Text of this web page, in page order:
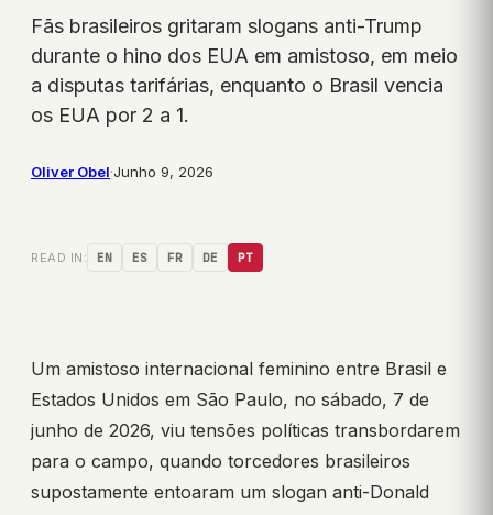
Fãs brasileiros gritaram slogans anti-Trump
durante o hino dos EUA em amistoso, em meio
a disputas tarifárias, enquanto o Brasil vencia
os EUA por 2 a 1.
Oliver Obel·Junho 9, 2026
READ IN: EN ES FR DE PT
Um amistoso internacional feminino entre Brasil e
Estados Unidos em São Paulo, no sábado, 7 de
junho de 2026, viu tensões políticas transbordarem
para o campo, quando torcedores brasileiros
supostamente entoaram um slogan anti-Donald